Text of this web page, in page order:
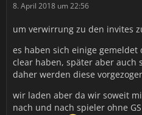
8. April 2018 um 22:56
um verwirrung zu den invites
es haben sich einige gemeldet
clear haben, später aber auch
daher werden diese
wir laden aber da wir soweit
nach und nach spieler ohne